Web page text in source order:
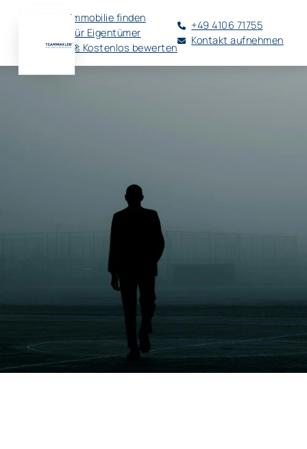
Immobilie finden
Für Eigentümer
🚀 Kostenlos bewerten
+49 4106 71755
Kontakt aufnehmen